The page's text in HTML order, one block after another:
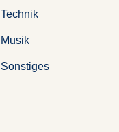
Technik
Musik
Sonstiges